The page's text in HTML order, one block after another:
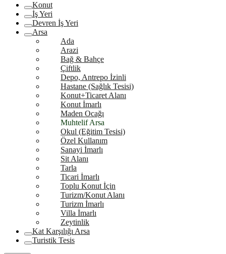
Konut
İş Yeri
Devren İş Yeri
Arsa
Ada
Arazi
Bağ & Bahçe
Çiftlik
Depo, Antrepo İzinli
Hastane (Sağlık Tesisi)
Konut+Ticaret Alanı
Konut İmarlı
Maden Ocağı
Muhtelif Arsa
Okul (Eğitim Tesisi)
Özel Kullanım
Sanayi İmarlı
Sit Alanı
Tarla
Ticari İmarlı
Toplu Konut İçin
Turizm/Konut Alanı
Turizm İmarlı
Villa İmarlı
Zeytinlik
Kat Karşılığı Arsa
Turistik Tesis